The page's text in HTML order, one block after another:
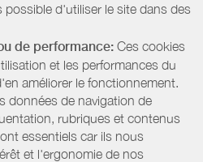
possible d'utiliser le site dans des
de performance: Ces cookies
et les performances du
améliorer le fonctionnement.
données de navigation de
rubriques et contenus
essentiels car ils nous
et l'ergonomie de nos